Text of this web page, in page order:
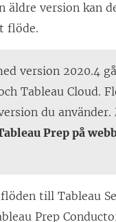
äldre version kan
flöde.
version 2020.4
Tableau Cloud.
du
Prep på
flöden tillTableau
Prep